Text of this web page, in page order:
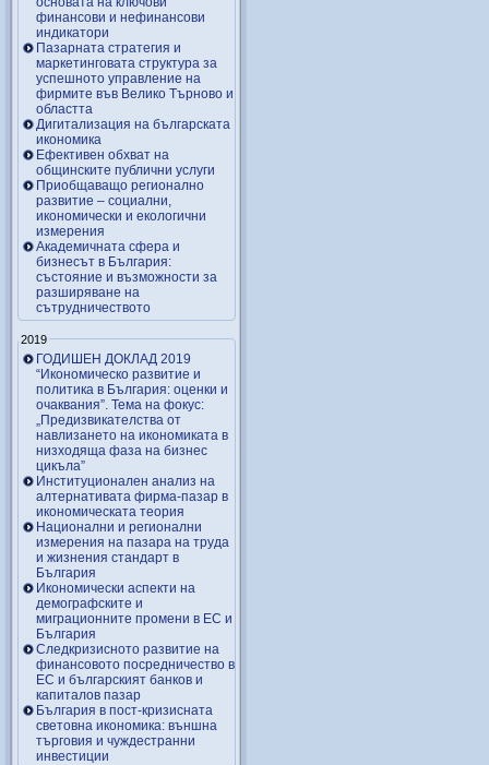
финансови и нефинансови
индикатори
Пазарната стратегия и
маркетинговата структура за
успешното управление на
фирмите във Велико Търново и
областта
Дигитализация на българската
икономика
Ефективен обхват на
общинските публични услуги
Приобщаващо регионално
развитие – социални,
икономически и екологични
измерения
Академичната сфера и
бизнесът в България:
състояние и възможности за
разширяване на
сътрудничеството
2019
ГОДИШЕН ДОКЛАД 2019
“Икономическо развитие и
политика в България: оценки и
очаквания”. Тема на фокус:
„Предизвикателства от
навлизането на икономиката в
низходяща фаза на бизнес
цикъла”
Институционален анализ на
алтернативата фирма-пазар в
икономическата теория
Национални и регионални
измерения на пазара на труда
и жизнения стандарт в
България
Икономически аспекти на
демографските и
миграционните промени в ЕС и
България
Следкризисното развитие на
финансовото посредничество в
ЕС и българският банков и
капиталов пазар
България в пост-кризисната
световна икономика: външна
търговия и чуждестранни
инвестиции